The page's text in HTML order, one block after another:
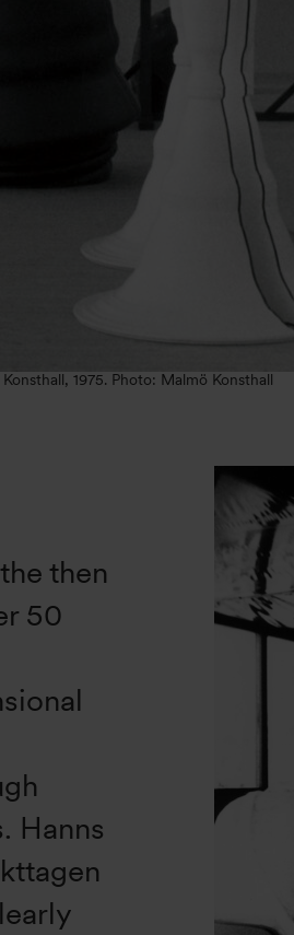
1975. Photo: Malmö Konsthall
then
50
Hanns